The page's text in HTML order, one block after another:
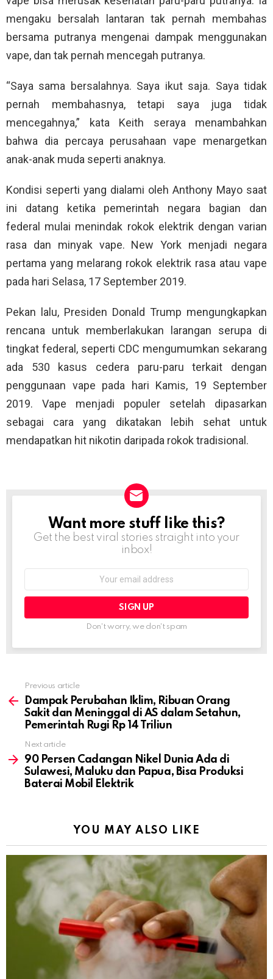
mengaku bersalah lantaran tak pernah membahas
bersama putranya mengenai dampak menggunakan
vape, dan tak pernah mencegah putranya.
“Saya sama bersalahnya. Saya ikut saja. Saya tidak
pernah membahasnya, tetapi saya juga tidak
mencegahnya,” kata Keith seraya menambahkan
bahwa dia percaya perusahaan vape menargetkan
anak-anak muda seperti anaknya.
Kondisi seperti yang dialami oleh Anthony Mayo saat
ini datang ketika pemerintah
negara bagian dan
federal mulai menindak rokok elektrik dengan varian
rasa dan minyak vape. New York menjadi negara
pertama yang melarang rokok elektrik rasa atau vape
pada hari Selasa, 17 September 2019.
Pekan lalu, Presiden Donald Trump mengungkapkan
rencana untuk memberlakukan larangan serupa di
tingkat federal, seperti CDC mengumumkan sekarang
ada 530 kasus cedera paru-paru terkait dengan
penggunaan vape pada hari Kamis, 19 September
2019. Vape menjadi populer setelah dipasarkan
sebagai cara yang dikatakan lebih sehat untuk
mendapatkan hit nikotin daripada rokok tradisional.
NEWSLETTER
Want more stuff like this?
Get the best viral stories straight into your
inbox!
Don't worry, we don't spam
more
Previous article
Dampak Perubahan Iklim, Ribuan Orang
Sakit dan Meninggal di AS dalam Setahun,
Pemerintah Rugi Rp 14 Triliun
Next article
90 Persen Cadangan Nikel Dunia Ada di
Sulawesi, Maluku dan Papua, Bisa Produksi
Baterai Mobil Elektrik
YOU MAY ALSO LIKE